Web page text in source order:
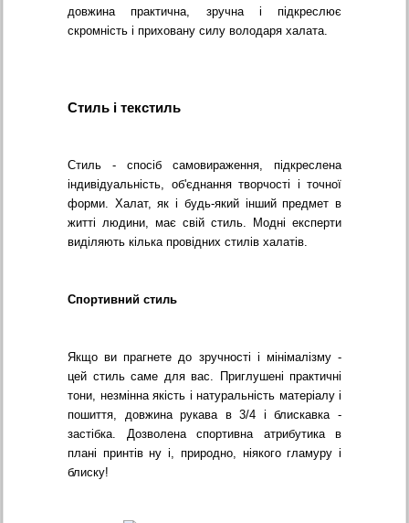
довжина практична, зручна і підкреслює
скромність і приховану силу володаря халата.
Стиль і текстиль
Стиль - спосіб самовираження, підкреслена
індивідуальність, об'єднання творчості і точної
форми. Халат, як і будь-який інший предмет в
житті людини, має свій стиль. Модні експерти
виділяють кілька провідних стилів халатів.
Спортивний стиль
Якщо ви прагнете до зручності і мінімалізму -
цей стиль саме для вас. Приглушені практичні
тони, незмінна якість і натуральність матеріалу і
пошиття, довжина рукава в 3/4 і блискавка -
застібка. Дозволена спортивна атрибутика в
плані принтів ну і, природно, ніякого гламуру і
блиску!